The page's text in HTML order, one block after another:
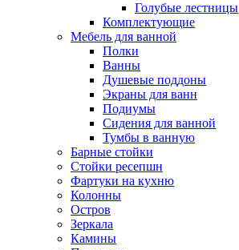
Голубые лестницы
Комплектующие
Мебель для ванной
Полки
Ванны
Душевые поддоны
Экраны для ванн
Подиумы
Сидения для ванной
Тумбы в ванную
Барные стойки
Стойки ресепшн
Фартуки на кухню
Колонны
Остров
Зеркала
Камины